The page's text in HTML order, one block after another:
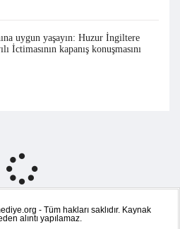
uygun yaşayın: Huzur İngiltere
İctimasının kapanış konuşmasını
- Tüm hakları saklıdır. Kaynak
alıntı yapılamaz.